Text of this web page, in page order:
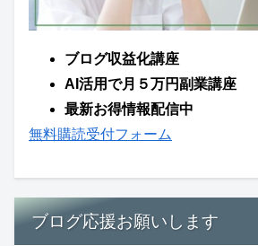
ブログ収益化講座
AI活用で月５万円副業講座
最新お得情報配信中
無料購読受付フォーム
ブログ応援お願いします